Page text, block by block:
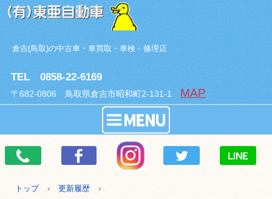
倉吉(鳥取)の中古車・車買取・車検・修理店
TEL 0858-22-6169
〒682-0806 鳥取県倉吉市昭和町2-131-1 MAP
トップ › 更新履歴 ›